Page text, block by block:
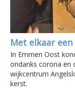
Met elkaar
In Emmen Oost
ondanks corona en
wijkcentrum
kerst.